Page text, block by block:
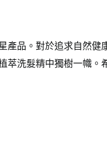
品。對於追求自然健
洗髮精中獨樹一幟。